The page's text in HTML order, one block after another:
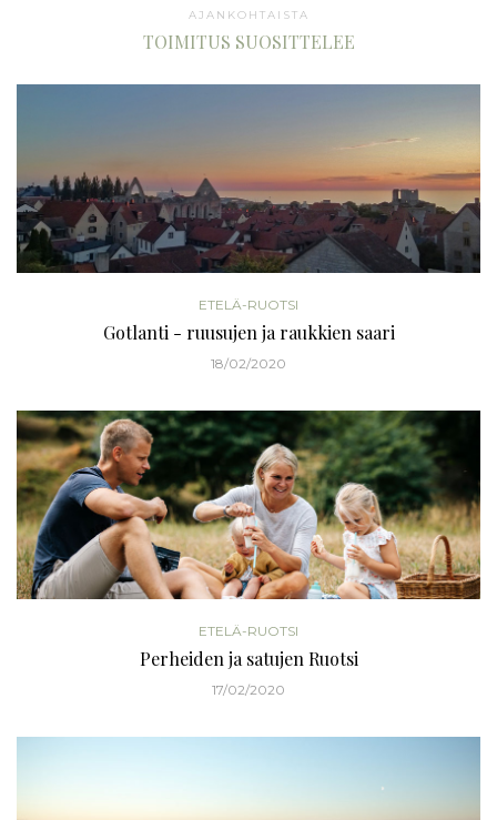
AJANKOHTAISTA
TOIMITUS SUOSITTELEE
ETELÄ-RUOTSI
Gotlanti - ruusujen ja raukkien saari
18/02/2020
ETELÄ-RUOTSI
Perheiden ja satujen Ruotsi
17/02/2020